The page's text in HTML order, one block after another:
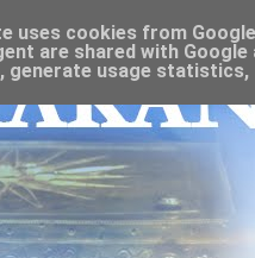
uses cookies from
are shared with
generate usage statistics,